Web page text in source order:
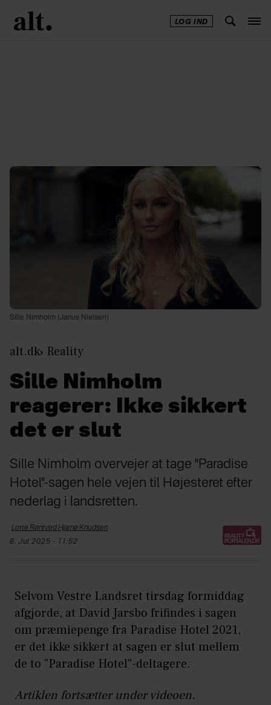
LOG IND
Sille Nimholm (Janus Nielsen)
alt.dk Reality
Sille Nimholm
reagerer: Ikke sikkert
det er slut
Sille Nimholm overvejer at tage "Paradise
Hotel"-sagen hele vejen til Højesteret efter
nederlag i landsretten.
Lotte Røntved HjarnøKnudsen
8. Jul 2025 - 11:52
Selvom Vestre Landsret tirsdag formiddag
afgjorde, at David Jarsbo frifindes i sagen
om præmiepenge fra Paradise Hotel 2021,
er det ikke sikkert at sagen er slut mellem
de to "Paradise Hotel"-deltagere.
Artiklen fortsætter under videoen.